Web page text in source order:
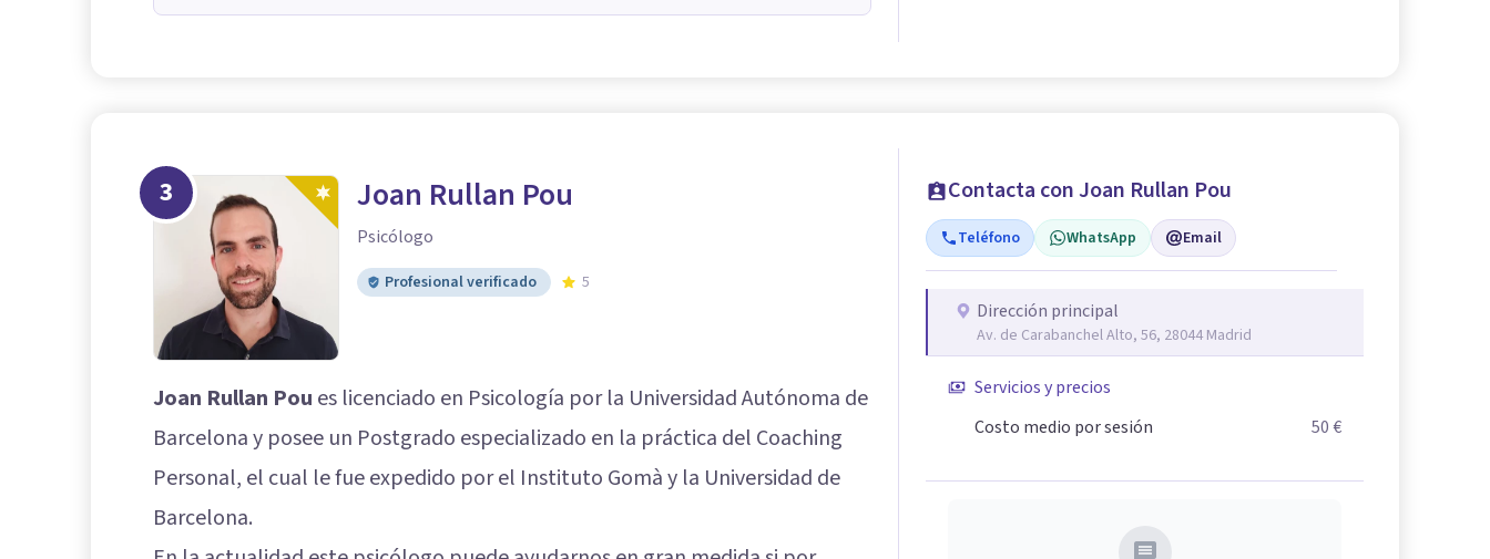
3 Joan Rullan Pou
Psicólogo
Profesional verificado 5
Joan Rullan Pou es licenciado en Psicología por la Universidad Autónoma de
Barcelona y posee un Postgrado especializado en la práctica del Coaching
Personal, el cual le fue expedido por el Instituto Gomà y la Universidad de
Barcelona.
Contacta con Joan Rullan Pou
Teléfono WhatsApp Email
Dirección principal
Av. de Carabanchel Alto, 56, 28044 Madrid
Servicios y precios
Costo medio por sesión
50 €